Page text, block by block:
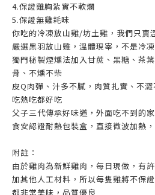
4.保證雞胸紮實不軟爛
5.保證無雞耗味
你吃的冷凍放山雞/坊土雞，我們只賣
嚴選黑羽放山雞，溫體現宰，不是冷
獨門秘製煙燻法加入甘蔗、黑糖、茶
骨、不燻不柴
皮Q肉彈、汁多不膩，肉質扎實、不
吃熱吃都好吃
父子三代傳承好味道，外面吃不到的
食安認證耐熱包裝盒，直接微波加熱
附註：
由於雞肉為新鮮雞肉，每日現做，有
加其他人工材料，所以每隻雞將不保
都非常美味，品質優良